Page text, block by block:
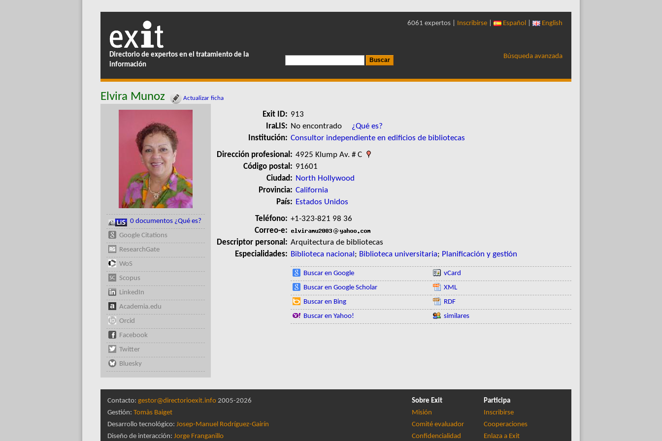
Directorio de expertos en el tratamiento de la
información
6061 expertos | Inscribirse Español English
Búsqueda avanzada
Elvira Munoz Actualizar ficha
0 documentos ¿Qué es?
Google Citations
ResearchGate
WoS
Scopus
LinkedIn
Academia.edu
Orcid
Facebook
Twitter
Bluesky
Exit ID: 913
IraLIS: No encontrado ¿Qué es?
Institución: Consultor independiente en edificios de bibliotecas
Dirección profesional: 4925 Klump Av. # C
Código postal: 91601
Ciudad: North Hollywood
Provincia: California
País: Estados Unidos
Teléfono: +1-323-821 98 36
Correo-e:
Descriptor personal: Arquitectura de bibliotecas
Especialidades: Biblioteca nacional ; Biblioteca universitaria; Planificación y gestión
Buscar en Google
Buscar en Google Scholar
Buscar en Bing
Buscar en Yahoo!
vCard
XML
RDF
similares
Contacto: gestor@directorioexit.info 2005-2026
Gestión: Tomàs Baiget
Desarrollo tecnológico: Josep-Manuel Rodríguez-Gairín
Diseño de interacción: Jorge Franganillo
Sobre Exit
Misión
Comité evaluador
Confidencialidad
Participa
Inscribirse
Cooperaciones
Enlaza a Exit